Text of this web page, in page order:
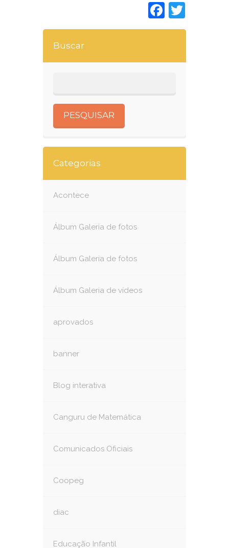
Buscar
Categorias
Acontece
Álbum Galeria de fotos
Álbum Galeria de fotos
Álbum Galeria de vídeos
aprovados
banner
Blog interativa
Canguru de Matemática
Comunicados Oficiais
Coopeg
diac
Educação Infantil